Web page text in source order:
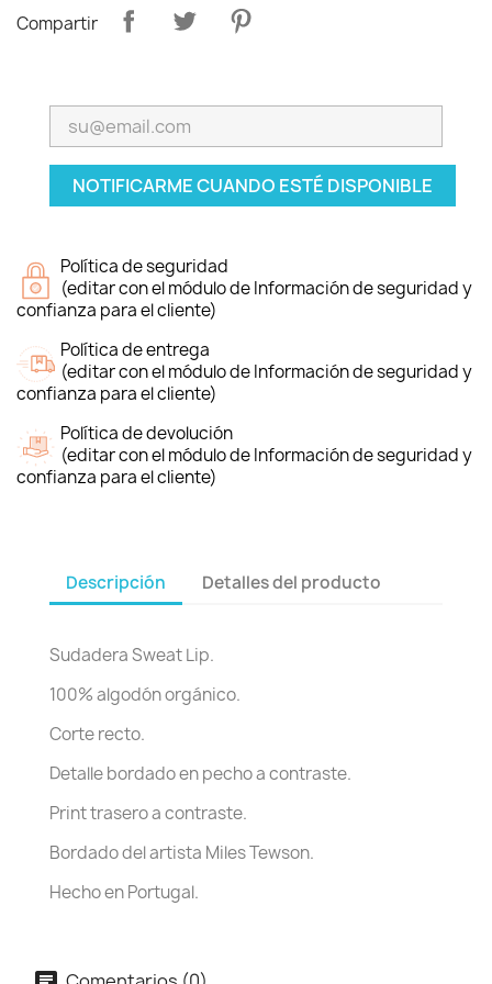
Compartir
NOTIFICARME CUANDO ESTÉ DISPONIBLE
Política de seguridad
(editar con el módulo de Información de seguridad y
confianza para el cliente)
Política de entrega
(editar con el módulo de Información de seguridad y
confianza para el cliente)
Política de devolución
(editar con el módulo de Información de seguridad y
confianza para el cliente)
Descripción Detalles del producto
Sudadera Sweat Lip.
100% algodón orgánico.
Corte recto.
Detalle bordado en pecho a contraste.
Print trasero a contraste.
Bordado del artista Miles Tewson.
Hecho en Portugal.